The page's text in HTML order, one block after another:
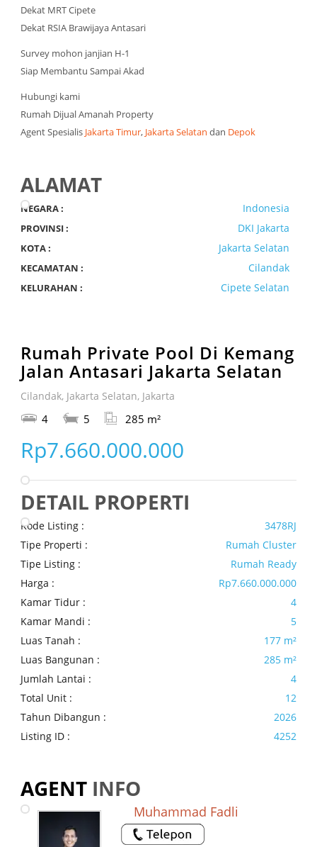
Dekat MRT Cipete
Dekat RSIA Brawijaya Antasari
Survey mohon janjian H-1
Siap Membantu Sampai Akad
Hubungi kami
Rumah Dijual Amanah Property
Agent Spesialis Jakarta Timur, Jakarta Selatan dan Depok
ALAMAT
NEGARA : Indonesia
PROVINSI : DKI Jakarta
KOTA : Jakarta Selatan
KECAMATAN : Cilandak
KELURAHAN : Cipete Selatan
Rumah Private Pool Di Kemang
Jalan Antasari Jakarta Selatan
Cilandak, Jakarta Selatan, Jakarta
4 5 285 m²
Rp7.660.000.000
DETAIL PROPERTI
Kode Listing :
3478RJ
Tipe Properti :
Rumah Cluster
Tipe Listing :
Rumah Ready
Harga :
Rp7.660.000.000
Kamar Tidur :
4
Kamar Mandi :
5
Luas Tanah :
177 m²
Luas Bangunan :
285 m²
Jumlah Lantai :
4
Total Unit :
12
Tahun Dibangun :
2026
Listing ID :
4252
AGENTINFO
Muhammad Fadli